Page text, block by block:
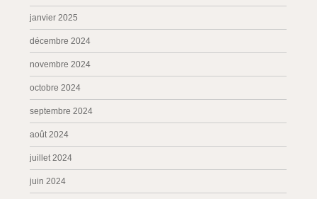
janvier 2025
décembre 2024
novembre 2024
octobre 2024
septembre 2024
août 2024
juillet 2024
juin 2024